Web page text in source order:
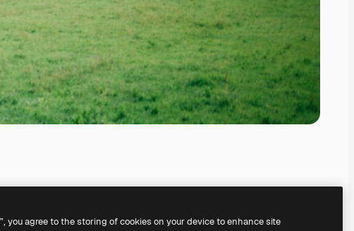
you agree to the storing of cookies on your device to enhance site